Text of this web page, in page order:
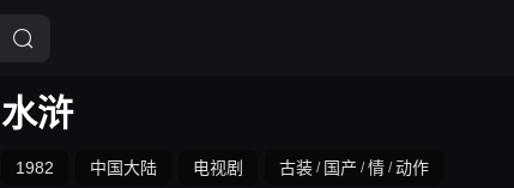
水浒
1982 中国大陆 电视剧 古装 / 国产 / 情 / 动作